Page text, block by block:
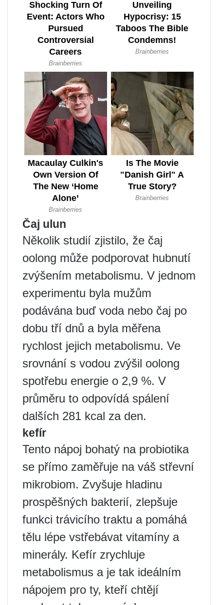
Čaj ulun
Několik studií zjistilo, že čaj
oolong může podporovat hubnutí
zvýšením metabolismu. V jednom
experimentu byla mužům
podávána buď voda nebo čaj po
dobu tří dnů a byla měřena
rychlost jejich metabolismu. Ve
srovnání s vodou zvýšil oolong
spotřebu energie o 2,9 %. V
průměru to odpovídá spálení
dalších 281 kcal za den.
kefír
Tento nápoj bohatý na probiotika
se přímo zaměřuje na váš střevní
mikrobiom. Zvyšuje hladinu
prospěšných bakterií, zlepšuje
funkci trávicího traktu a pomáhá
tělu lépe vstřebávat vitamíny a
minerály. Kefír zrychluje
metabolismus a je tak ideálním
nápojem pro ty, kteří chtějí